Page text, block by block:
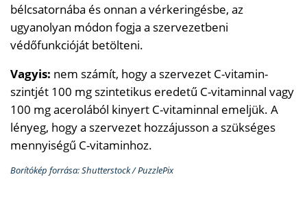
bélcsatornába és onnan a vérkeringésbe, az
ugyanolyan módon fogja a szervezetbeni
védőfunkcióját betölteni.
Vagyis: nem számít, hogy a szervezet C-vitamin-
szintjét 100 mg szintetikus eredetű C-vitaminnal vagy
100 mg acerolából kinyert C-vitaminnal emeljük. A
lényeg, hogy a szervezet hozzájusson a szükséges
mennyiségű C-vitaminhoz.
Borítókép forrása: Shutterstock / PuzzlePix